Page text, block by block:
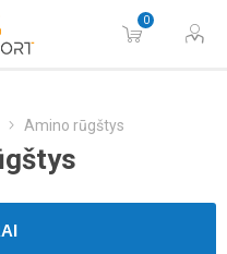
0
Amino rūgštys